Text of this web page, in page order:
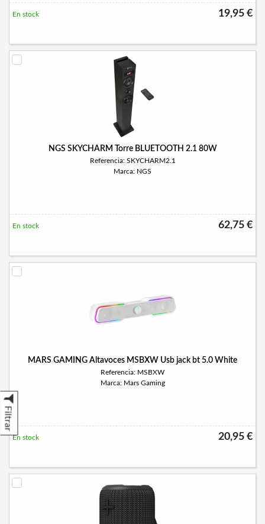
Filtrar
19,95 €
En stock
NGS SKYCHARM Torre BLUETOOTH 2.1 80W
Referencia: SKYCHARM2.1
Marca: NGS
62,75 €
En stock
MARS GAMING Altavoces MSBXW Usb jack bt 5.0 White
Referencia: MSBXW
Marca: Mars Gaming
20,95 €
En stock